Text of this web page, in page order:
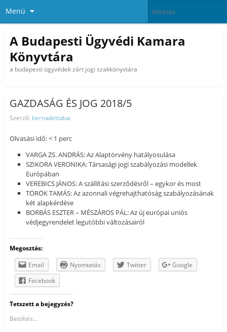
Menü
A Budapesti Ügyvédi Kamara
Könyvtára
a budapesti ügyvédek zárt jogi szakkönyvtára
GAZDASÁG ÉS JOG 2018/5
Szerző: bernadettabai
Olvasási idő: < 1 perc
VARGA ZS. ANDRÁS: Az Alaptörvény hatályosulása
SZIKORA VERONIKA: Társasági jogi szabályozási modellek
Európában
VEREBICS JÁNOS: A szállítási szerződésről – egykor és most
TÖRÖK TAMÁS: Az azonnali végrehajthatóság szabályozásának
két alapkérdése
BORBÁS ESZTER – MÉSZÁROS PÁL: Az új európai uniós
védjegyrendelet legutóbbi változásairól
Megosztás:
Email
Nyomtatás Twitter
Google
Facebook
Tetszett a bejegyzés?
Betöltés...